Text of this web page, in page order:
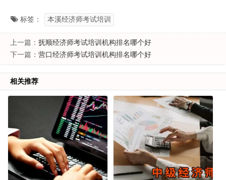
标签： 本溪经济师考试培训
上一篇： 抚顺经济师考试培训机构排名哪个好
下一篇： 营口经济师考试培训机构排名哪个好
相关推荐